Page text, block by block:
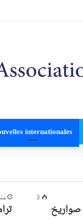
internationales
3
صواريخ